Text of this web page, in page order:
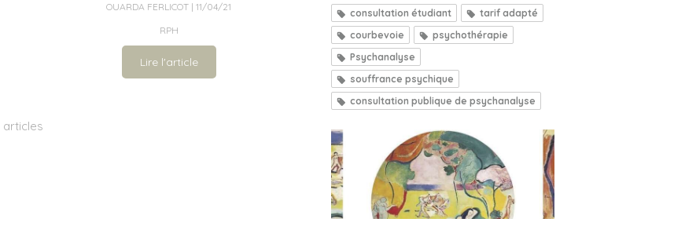
OUARDA FERLICOT 11/04/21
RPH
Lire l'article
articles
consultation étudiant
tarif adapté
courbevoie
psychothérapie
Psychanalyse
souffrance psychique
consultation publique de psychanalyse